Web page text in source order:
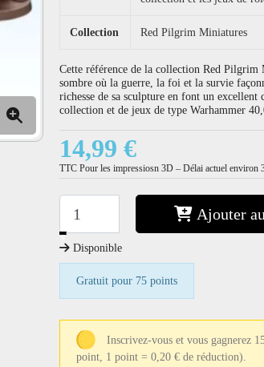
Collection Red Pilgrim Miniatures
Cette référence de la collection Red
sombre où la guerre, la foi et la survie
richesse de sa sculpture en font un
collection et de jeux de type Warhammer
14,99 €
TTC Pour les impressiosn 3D – Délai actuel environ
−
Ajouter
Disponible
Gratuit pour 75 points
Inscrivez-vous et vous gagnerez
point, 1 point = 0,20 € de réduction).